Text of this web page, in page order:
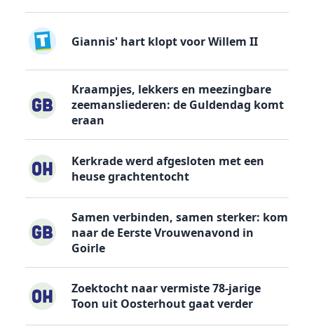
Giannis' hart klopt voor Willem II
Kraampjes, lekkers en meezingbare
zeemansliederen: de Guldendag komt
eraan
Kerkrade werd afgesloten met een
heuse grachtentocht
Samen verbinden, samen sterker: kom
naar de Eerste Vrouwenavond in
Goirle
Zoektocht naar vermiste 78-jarige
Toon uit Oosterhout gaat verder